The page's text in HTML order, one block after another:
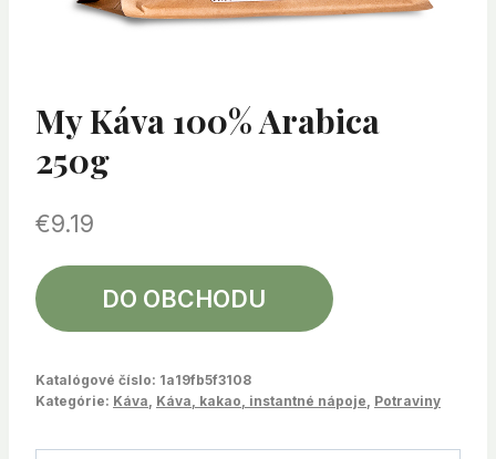
My Káva 100% Arabica
250g
€9.19
DO OBCHODU
Katalógové číslo: 1a19fb5f3108
Kategórie: Káva Káva, kakao, instantné nápoje Potraviny